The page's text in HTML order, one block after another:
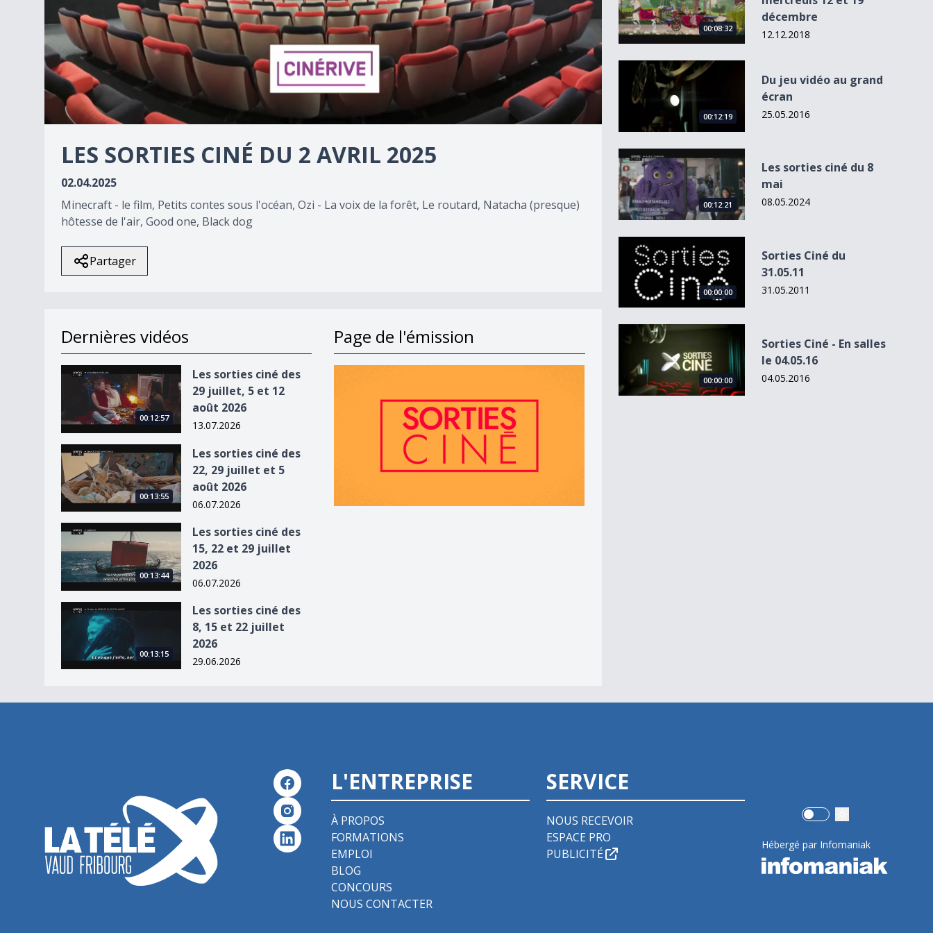
90%
LES SORTIES CINÉ DU 2 AVRIL 2025
02.04.2025
Minecraft - le film, Petits contes sous l'océan, Ozi - La voix de la forêt, Le routard, Natacha (presque)
hôtesse de l'air, Good one, Black dog
Partager
Dernières vidéos
Les sorties ciné des 29 juillet, 5 et 12 août 2026
00:12:57
Les sorties ciné des
29 juillet, 5 et 12
août 2026
13.07.2026
Les sorties ciné des 22, 29 juillet et 5 août 2026
00:13:55
Les sorties ciné des
22, 29 juillet et 5
août 2026
06.07.2026
Les sorties ciné des 15, 22 et 29 juillet 2026
00:13:44
Les sorties ciné des
15, 22 et 29 juillet
2026
06.07.2026
Les sorties ciné des 8, 15 et 22 juillet 2026
00:13:15
Les sorties ciné des
8, 15 et 22 juillet
2026
29.06.2026
Page de l'émission
00:08:32
décembre
12.12.2018
Du jeu vidéo au grand écran
00:12:19
Du jeu vidéo au grand
écran
25.05.2016
Les sorties ciné du 8 mai
00:12:21
Les sorties ciné du 8
mai
08.05.2024
Sorties Ciné du 31.05.11
00:00:00
Sorties Ciné du
31.05.11
31.05.2011
Sorties Ciné - En salles le 04.05.16
00:00:00
Sorties Ciné - En salles
le 04.05.16
04.05.2016
L'ENTREPRISE
À PROPOS
FORMATIONS
EMPLOI
BLOG
CONCOURS
NOUS CONTACTER
SERVICE
NOUS RECEVOIR
ESPACE PRO
PUBLICITÉ
Use setting
Hébergé par Infomaniak